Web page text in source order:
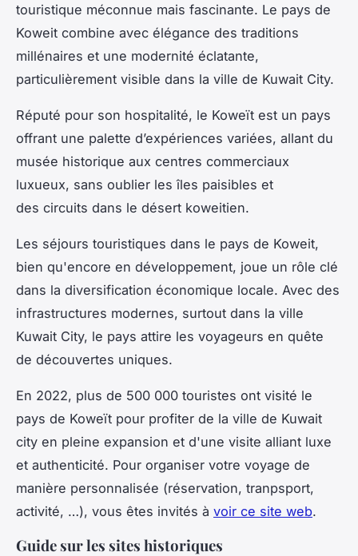
touristique méconnue mais fascinante. Le pays de
Koweit combine avec élégance des traditions
millénaires et une modernité éclatante,
particulièrement visible dans la ville de Kuwait City.
Réputé pour son hospitalité, le Koweït est un pays
offrant une palette d’expériences variées, allant du
musée historique aux centres commerciaux
luxueux, sans oublier les îles paisibles et
des circuits dans le désert koweitien.
Les séjours touristiques dans le pays de Koweit,
bien qu'encore en développement, joue un rôle clé
dans la diversification économique locale. Avec des
infrastructures modernes, surtout dans la ville
Kuwait City, le pays attire les voyageurs en quête
de découvertes uniques.
En 2022, plus de 500 000 touristes ont visité le
pays de Koweït pour profiter de la ville de Kuwait
city en pleine expansion et d'une visite alliant luxe
et authenticité. Pour organiser votre voyage de
manière personnalisée (réservation, tranpsport,
activité, …), vous êtes invités à voir ce site web.
Guide sur les sites historiques